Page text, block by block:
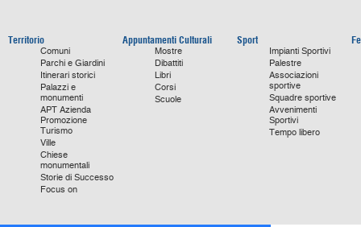
Territorio
Comuni
Parchi e Giardini
Itinerari storici
Palazzi e
monumenti
APT Azienda
Promozione
Turismo
Ville
Chiese
monumentali
Storie di Successo
Focus on
Appuntamenti Culturali
Mostre
Dibattiti
Libri
Corsi
Scuole
Sport
Impianti Sportivi
Palestre
Associazioni
sportive
Squadre sportive
Avvenimenti
Sportivi
Tempo libero